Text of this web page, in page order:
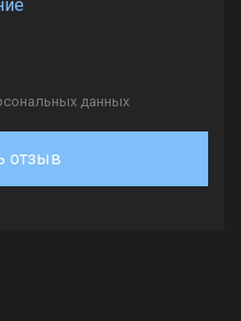
данных
отзыв